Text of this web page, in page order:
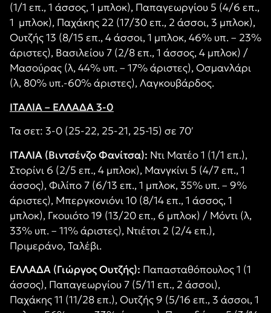
(1/1 επ., 1 άσσος, 1 μπλοκ), Παπαγεωργίου 5 (4/6 επ.,
1 μπλοκ), Παχάκης 22 (17/30 επ., 2 άσσοι, 3 μπλοκ),
Ουτζής 13 (8/15 επ., 4 άσσοι, 1 μπλοκ, 46% υπ. – 23%
άριστες), Βασιλείου 7 (2/8 επ., 1 άσσος, 4 μπλοκ) /
Μασούρας (λ, 44% υπ. – 17% άριστες), Οσμανλάρι
(λ, 80% υπ.-60% άριστες), Λαγκουβάρδος.
ΙΤΑΛΙΑ – ΕΛΛΑΔΑ 3-0
Τα σετ: 3-0 (25-22, 25-21, 25-15) σε 70′
ΙΤΑΛΙΑ (Βιντσένζο Φανίτσα): Ντι Ματέο 1 (1/1 επ.),
Στορίνι 6 (2/5 επ., 4 μπλοκ), Μανγκίνι 5 (4/7 επ., 1
άσσος), Φιλίπο 7 (6/13 επ., 1 μπλοκ, 35% υπ. – 9%
άριστες), Μπεργκονιόνι 10 (8/14 επ., 1 άσσος, 1
μπλοκ), Γκουιότο 19 (13/20 επ., 6 μπλοκ) / Μόντι (λ,
33% υπ. – 11% άριστες), Ντιέτσι 2 (2/4 επ.),
Πριμεράνο, Ταλέβι.
ΕΛΛΑΔΑ (Γιώργος Ουτζής): Παπασταθόπουλος 1 (1
άσσος), Παπαγεωργίου 7 (5/11 επ., 2 άσσοι),
Παχάκης 11 (11/28 επ.), Ουτζής 9 (5/16 επ., 3 άσσοι, 1